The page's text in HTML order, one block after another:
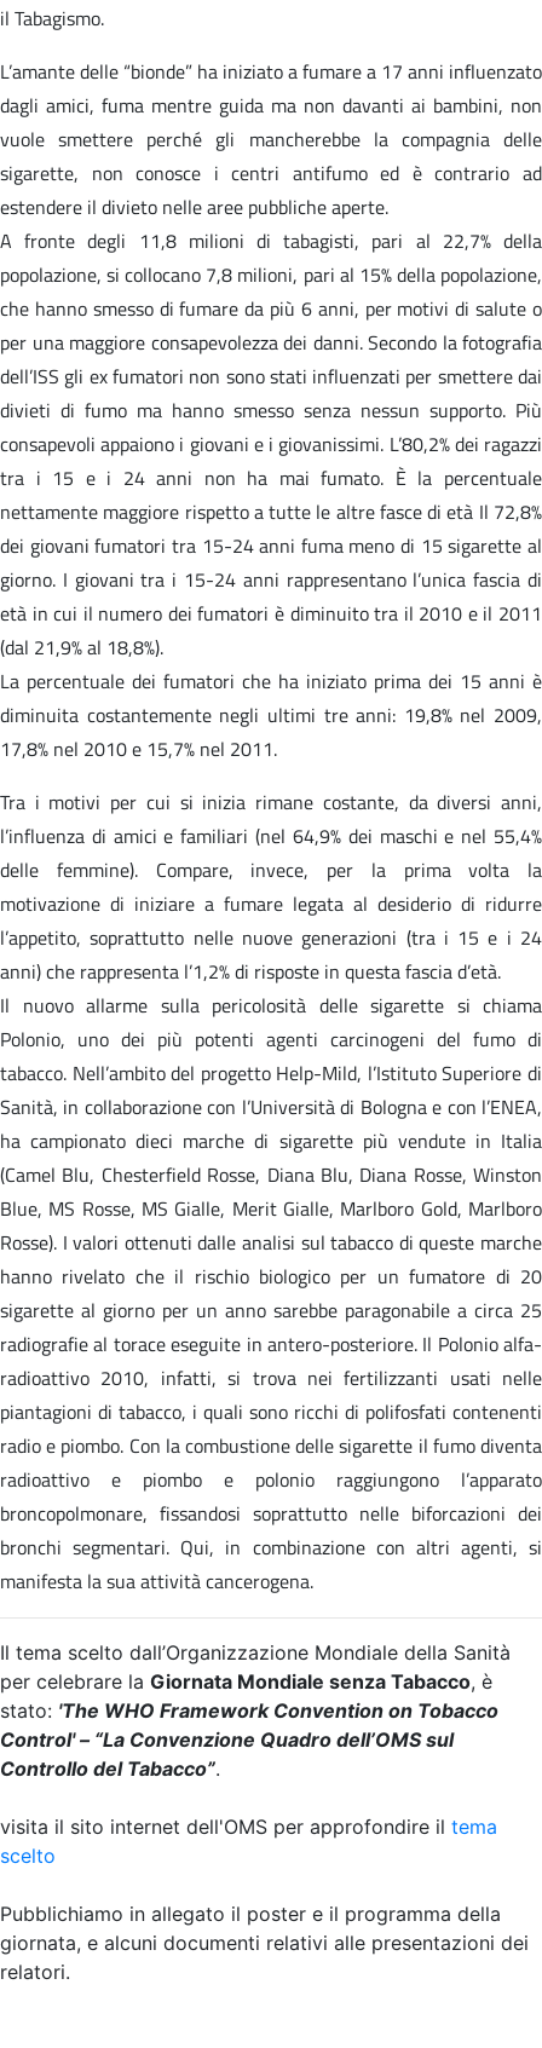
il Tabagismo.
L’amante delle “bionde” ha iniziato a fumare a 17 anni influenzato
dagli amici, fuma mentre guida ma non davanti ai bambini, non
vuole smettere perché gli mancherebbe la compagnia delle
sigarette, non conosce i centri antifumo ed è contrario ad
estendere il divieto nelle aree pubbliche aperte.
A fronte degli 11,8 milioni di tabagisti, pari al 22,7% della
popolazione, si collocano 7,8 milioni, pari al 15% della popolazione,
che hanno smesso di fumare da più 6 anni, per motivi di salute o
per una maggiore consapevolezza dei danni. Secondo la fotografia
dell’ISS gli ex fumatori non sono stati influenzati per smettere dai
divieti di fumo ma hanno smesso senza nessun supporto. Più
consapevoli appaiono i giovani e i giovanissimi. L’80,2% dei ragazzi
tra i 15 e i 24 anni non ha mai fumato. È la percentuale
nettamente maggiore rispetto a tutte le altre fasce di età Il 72,8%
dei giovani fumatori tra 15-24 anni fuma meno di 15 sigarette al
giorno. I giovani tra i 15-24 anni rappresentano l’unica fascia di
età in cui il numero dei fumatori è diminuito tra il 2010 e il 2011
(dal 21,9% al 18,8%).
La percentuale dei fumatori che ha iniziato prima dei 15 anni è
diminuita costantemente negli ultimi tre anni: 19,8% nel 2009,
17,8% nel 2010 e 15,7% nel 2011.
Tra i motivi per cui si inizia rimane costante, da diversi anni,
l’influenza di amici e familiari (nel 64,9% dei maschi e nel 55,4%
delle femmine). Compare, invece, per la prima volta la
motivazione di iniziare a fumare legata al desiderio di ridurre
l’appetito, soprattutto nelle nuove generazioni (tra i 15 e i 24
anni) che rappresenta l’1,2% di risposte in questa fascia d’età.
Il nuovo allarme sulla pericolosità delle sigarette si chiama
Polonio, uno dei più potenti agenti carcinogeni del fumo di
tabacco. Nell’ambito del progetto Help-Mild, l’Istituto Superiore di
Sanità, in collaborazione con l’Università di Bologna e con l’ENEA,
ha campionato dieci marche di sigarette più vendute in Italia
(Camel Blu, Chesterfield Rosse, Diana Blu, Diana Rosse, Winston
Blue, MS Rosse, MS Gialle, Merit Gialle, Marlboro Gold, Marlboro
Rosse). I valori ottenuti dalle analisi sul tabacco di queste marche
hanno rivelato che il rischio biologico per un fumatore di 20
sigarette al giorno per un anno sarebbe paragonabile a circa 25
radiografie al torace eseguite in antero-posteriore. Il Polonio alfa-
radioattivo 2010, infatti, si trova nei fertilizzanti usati nelle
piantagioni di tabacco, i quali sono ricchi di polifosfati contenenti
radio e piombo. Con la combustione delle sigarette il fumo diventa
radioattivo e piombo e polonio raggiungono l’apparato
broncopolmonare, fissandosi soprattutto nelle biforcazioni dei
bronchi segmentari. Qui, in combinazione con altri agenti, si
manifesta la sua attività cancerogena.
Il tema scelto dall’Organizzazione Mondiale della Sanità
per celebrare la Giornata Mondiale senza Tabacco, è
stato: 'The WHO Framework Convention on Tobacco
Control' – “La Convenzione Quadro dell’OMS sul
Controllo del Tabacco”.
visita il sito internet dell'OMS per approfondire il tema
scelto
Pubblichiamo in allegato il poster e il programma della
giornata, e alcuni documenti relativi alle presentazioni dei
relatori.